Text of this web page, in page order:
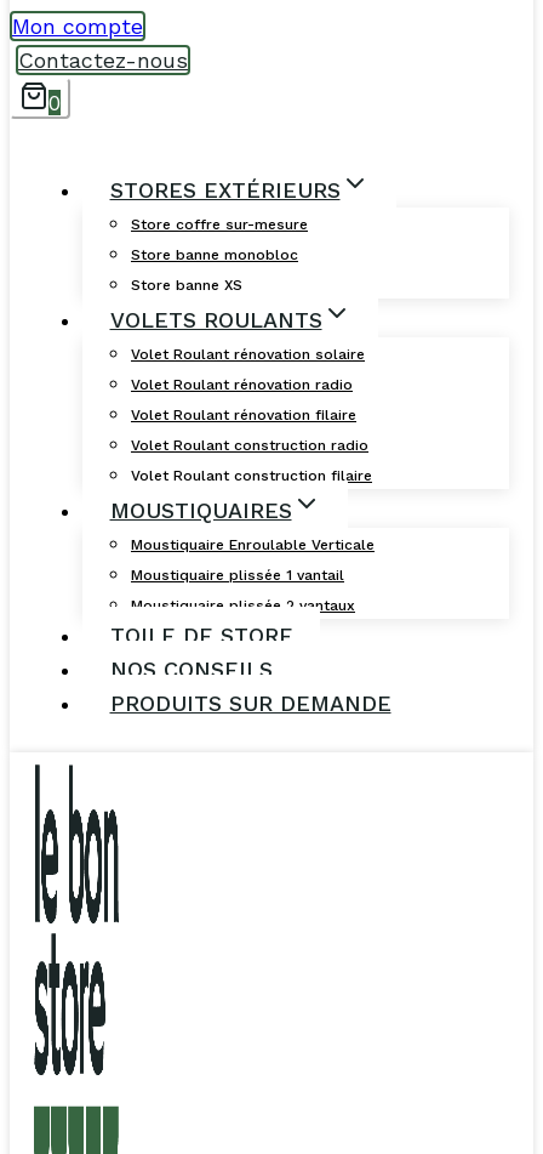
Mon compte
Contactez-nous
0
STORES EXTÉRIEURS
Store coffre sur-mesure
Store banne monobloc
Store banne XS
VOLETS ROULANTS
Volet Roulant rénovation solaire
Volet Roulant rénovation radio
Volet Roulant rénovation filaire
Volet Roulant construction radio
Volet Roulant construction filaire
MOUSTIQUAIRES
Moustiquaire Enroulable Verticale
Moustiquaire plissée 1 vantail
Moustiquaire plissée 2 vantaux
TOILE DE STORE
NOS CONSEILS
PRODUITS SUR DEMANDE